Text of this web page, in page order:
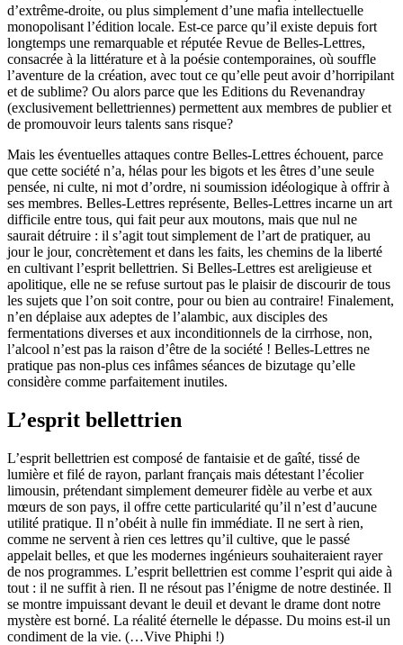
d’extrême-droite, ou plus simplement d’une mafia intellectuelle
monopolisant l’édition locale. Est-ce parce qu’il existe depuis fort
longtemps une remarquable et réputée Revue de Belles-Lettres,
consacrée à la littérature et à la poésie contemporaines, où souffle
l’aventure de la création, avec tout ce qu’elle peut avoir d’horripilant
et de sublime? Ou alors parce que les Editions du Revenandray
(exclusivement bellettriennes) permettent aux membres de publier et
de promouvoir leurs talents sans risque?
Mais les éventuelles attaques contre Belles-Lettres échouent, parce
que cette société n’a, hélas pour les bigots et les êtres d’une seule
pensée, ni culte, ni mot d’ordre, ni soumission idéologique à offrir à
ses membres. Belles-Lettres représente, Belles-Lettres incarne un art
difficile entre tous, qui fait peur aux moutons, mais que nul ne
saurait détruire : il s’agit tout simplement de l’art de pratiquer, au
jour le jour, concrètement et dans les faits, les chemins de la liberté
en cultivant l’esprit bellettrien. Si Belles-Lettres est areligieuse et
apolitique, elle ne se refuse surtout pas le plaisir de discourir de tous
les sujets que l’on soit contre, pour ou bien au contraire! Finalement,
n’en déplaise aux adeptes de l’alambic, aux disciples des
fermentations diverses et aux inconditionnels de la cirrhose, non,
l’alcool n’est pas la raison d’être de la société ! Belles-Lettres ne
pratique pas non-plus ces infâmes séances de bizutage qu’elle
considère comme parfaitement inutiles.
L’esprit bellettrien
L’esprit bellettrien est composé de fantaisie et de gaîté, tissé de
lumière et filé de rayon, parlant français mais détestant l’écolier
limousin, prétendant simplement demeurer fidèle au verbe et aux
mœurs de son pays, il offre cette particularité qu’il n’est d’aucune
utilité pratique. Il n’obéit à nulle fin immédiate. Il ne sert à rien,
comme ne servent à rien ces lettres qu’il cultive, que le passé
appelait belles, et que les modernes ingénieurs souhaiteraient rayer
de nos programmes. L’esprit bellettrien est comme l’esprit qui aide à
tout : il ne suffit à rien. Il ne résout pas l’énigme de notre destinée. Il
se montre impuissant devant le deuil et devant le drame dont notre
mystère est borné. La réalité éternelle le dépasse. Du moins est-il un
condiment de la vie. (…Vive Phiphi !)